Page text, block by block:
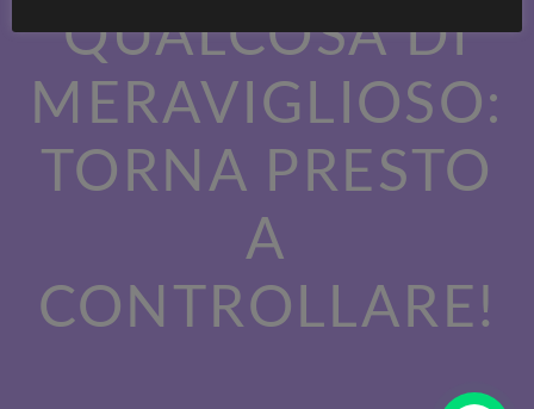
QUALCOSA DI
MERAVIGLIOSO:
TORNA PRESTO
A
CONTROLLARE!